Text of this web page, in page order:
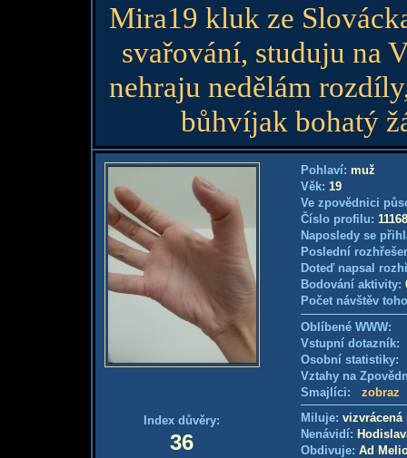
Mira19 kluk ze
svařování, studuju na
nehraju nedělám
bůhvíjak bohatý
Index důvěry:
36
Pohlaví: muž
Věk: 19
Ve zpovědnici
Číslo profilu:
Naposledy se
Poslední
Doteď napsal
Bodování aktivity:
Počet návštěv
Oblíbené WWW:
Vstupní
Osobní
Vztahy na
Smajlíci: zobraz
Miluje: vizvrácená
Nenávidí:
Obdivuje: Ad